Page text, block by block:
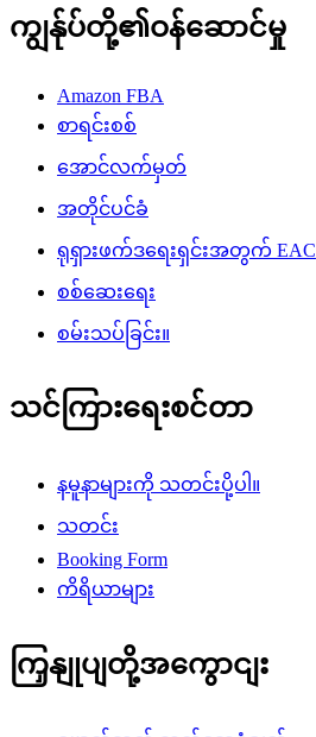
ကျွန်ုပ်တို့၏ဝန်ဆောင်မှု
Amazon FBA
စာရင်းစစ်
အောင်လက်မှတ်
အတိုင်ပင်ခံ
ရုရှားဖက်ဒရေးရှင်းအတွက် EAC
စစ်ဆေးရေး
စမ်းသပ်ခြင်း။
သင်ကြားရေးစင်တာ
နမူနာများကို သတင်းပို့ပါ။
သတင်း
Booking Form
ကိရိယာများ
ကြှနျုပျတို့အကွောငျး